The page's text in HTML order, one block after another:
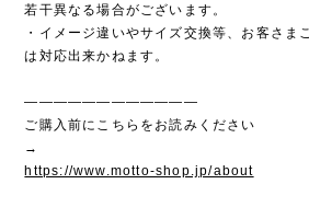
若干異なる場合がございます。
・イメージ違いやサイズ交換等、お客さま
は対応出来かねます。
————————————
ご購入前にこちらをお読みください
→
https://www.motto-shop.jp/about